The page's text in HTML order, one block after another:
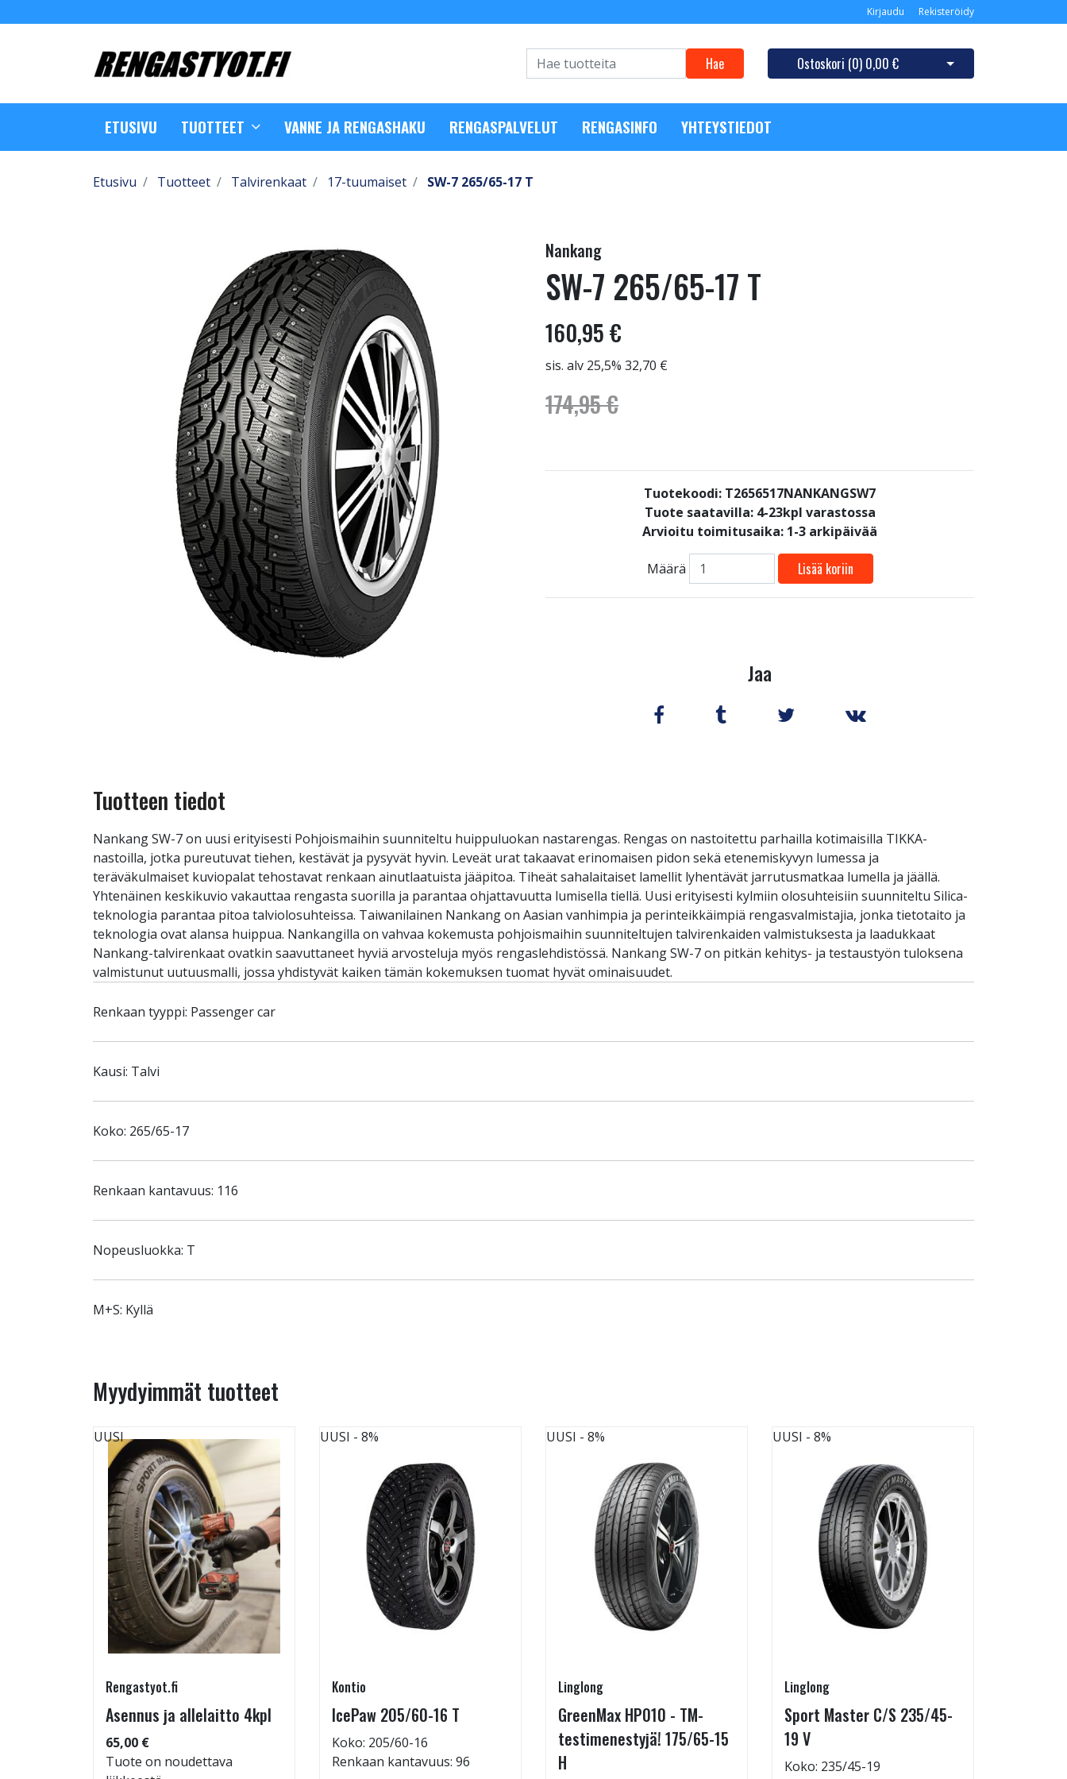
Kirjaudu Rekisteröidy
Hae Ostoskori (0) 0,00 € Avaa ostoskori
ETUSIVU TUOTTEET VANNE JA RENGASHAKU RENGASPALVELUT RENGASINFO YHTEYSTIEDOT
Etusivu Tuotteet Talvirenkaat 17-tuumaiset SW-7 265/65-17 T
Nankang
SW-7 265/65-17 T
160,95 €
sis. alv 25,5% 32,70 €
174,95 €
Tuotekoodi: T2656517NANKANGSW7
Tuote saatavilla: 4-23kpl varastossa
Arvioitu toimitusaika: 1-3 arkipäivää
Määrä Lisää koriin
Jaa
Tuotteen tiedot
Nankang SW-7 on uusi erityisesti Pohjoismaihin suunniteltu huippuluokan nastarengas. Rengas on nastoitettu parhailla kotimaisilla TIKKA-
nastoilla, jotka pureutuvat tiehen, kestävät ja pysyvät hyvin. Leveät urat takaavat erinomaisen pidon sekä etenemiskyvyn lumessa ja
teräväkulmaiset kuviopalat tehostavat renkaan ainutlaatuista jääpitoa. Tiheät sahalaitaiset lamellit lyhentävät jarrutusmatkaa lumella ja jäällä.
Yhtenäinen keskikuvio vakauttaa rengasta suorilla ja parantaa ohjattavuutta lumisella tiellä. Uusi erityisesti kylmiin olosuhteisiin suunniteltu Silica-
teknologia parantaa pitoa talviolosuhteissa. Taiwanilainen Nankang on Aasian vanhimpia ja perinteikkäimpiä rengasvalmistajia, jonka tietotaito ja
teknologia ovat alansa huippua. Nankangilla on vahvaa kokemusta pohjoismaihin suunniteltujen talvirenkaiden valmistuksesta ja laadukkaat
Nankang-talvirenkaat ovatkin saavuttaneet hyviä arvosteluja myös rengaslehdistössä. Nankang SW-7 on pitkän kehitys- ja testaustyön tuloksena
valmistunut uutuusmalli, jossa yhdistyvät kaiken tämän kokemuksen tuomat hyvät ominaisuudet.
Renkaan tyyppi: Passenger car
Kausi: Talvi
Koko: 265/65-17
Renkaan kantavuus: 116
Nopeusluokka: T
M+S: Kyllä
Myydyimmät tuotteet
UUSI
Rengastyot.fi
Asennus ja allelaitto 4kpl
65,00 €
Tuote on noudettava
UUSI - 8%
Kontio
IcePaw 205/60-16 T
Koko: 205/60-16
Renkaan kantavuus: 96
UUSI - 8%
Linglong
GreenMax HP010 - TM-
testimenestyjä! 175/65-15
H
UUSI - 8%
Linglong
Sport Master C/S 235/45-
19 V
Koko: 235/45-19